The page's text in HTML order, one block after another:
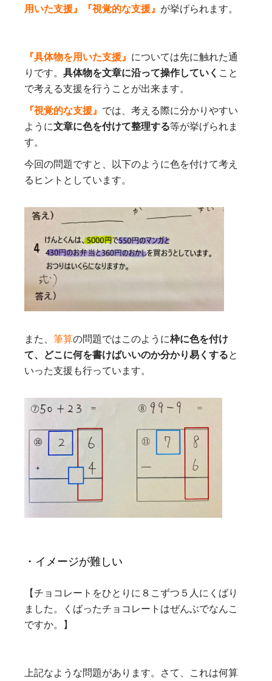
用いた支援』『視覚的な支援』 が挙げられます。
『具体物を用いた支援』 については先に触れた通
りです。具体物を文章に沿って操作していく こと
で考える支援を行うことが出来ます。
『視覚的な支援』 では、考える際に分かりやすい
ように文章に色を付けて整理する等が挙げられま
す。
今回の問題ですと、以下のように色を付けて考え
るヒントとしています。
また、筆算の問題ではこのように枠に色を付け
て、どこに何を書けばいいのか分かり易くすると
いった支援も行っています。
・イメージが難しい
【チョコレートをひとりに８こずつ５人にくばり
ました。くばったチョコレートはぜんぶでなんこ
ですか。】
上記なような問題があります。さて、これは何算